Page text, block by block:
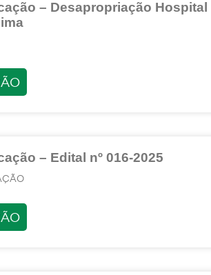
– Desapropriação Hospital
– Edital nº 016-2025